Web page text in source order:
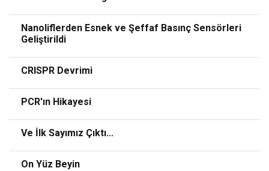
Nanoliflerden Esnek ve Şeffaf Basınç Sensörleri
Geliştirildi
CRISPR Devrimi
PCR'ın Hikayesi
Ve İlk Sayımız Çıktı...
On Yüz Beyin